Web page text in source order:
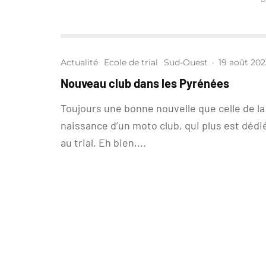
Actualité Ecole de trial Sud-Ouest · 19 août
Nouveau club dans les Pyrénées
Toujours une bonne nouvelle que celle de la
naissance d’un moto club, qui plus est
au trial. Eh bien,...